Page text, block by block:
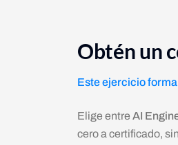
Obtén un
Este ejercicio
Elige entre AI
cero a certificado,